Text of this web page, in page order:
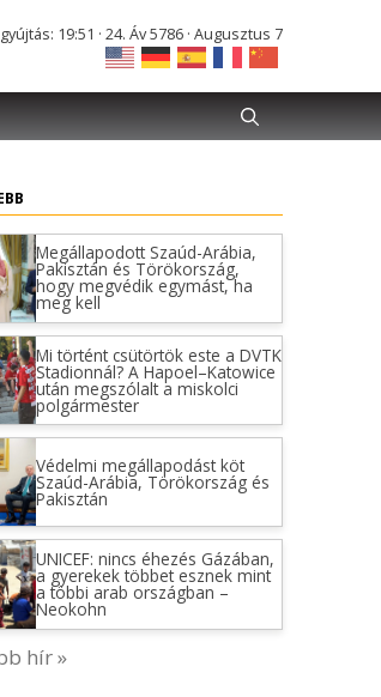
19:51 · 24. Áv 5786 · Augusztus 7
Megállapodott Szaúd-Arábia,
Pakisztán és Törökország,
hogy megvédik egymást, ha
meg kell
Mi történt csütörtök este a DVTK
Stadionnál? A Hapoel–Katowice
után megszólalt a miskolci
polgármester
Védelmi megállapodást köt
Szaúd-Arábia, Törökország és
Pakisztán
UNICEF: nincs éhezés Gázában,
a gyerekek többet esznek mint
a többi arab országban –
Neokohn
hír »